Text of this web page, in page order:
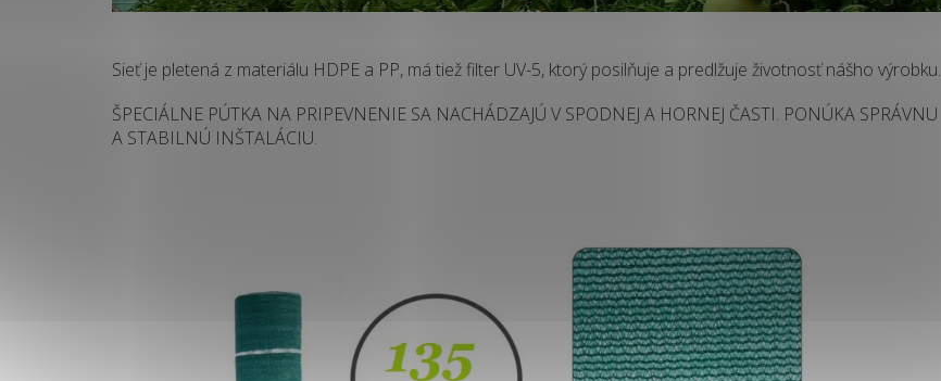
Sieť je pletená z materiálu HDPE a PP, má tiež filter UV-5, ktorý posilňuje a predlžuje životnosť nášho výrobku.
ŠPECIÁLNE PÚTKA NA PRIPEVNENIE SA NACHÁDZAJÚ V SPODNEJ A HORNEJ ČASTI. PONÚKA SPRÁVNU
A STABILNÚ INŠTALÁCIU.